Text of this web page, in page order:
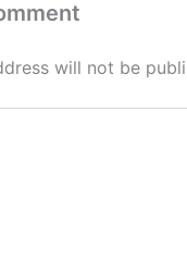
will not be